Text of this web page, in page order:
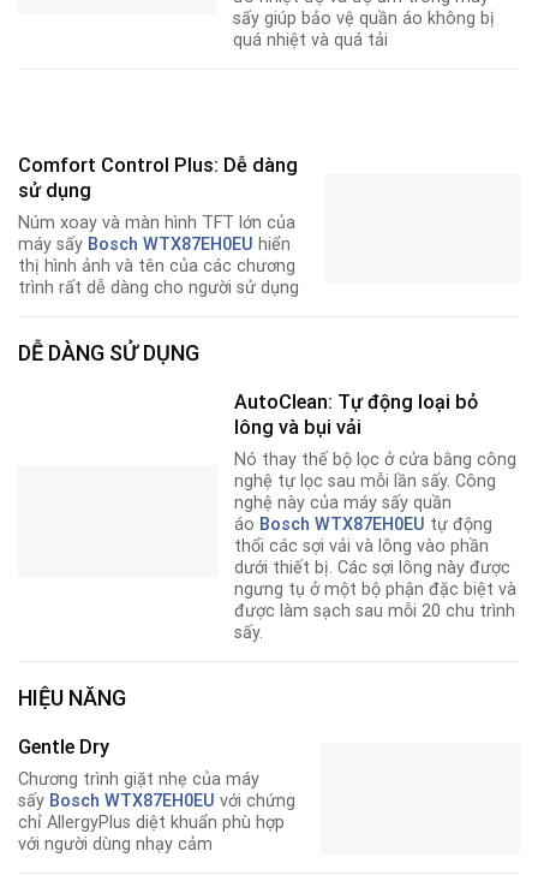
sấy giúp bảo vệ quần áo không bị
quá nhiệt và quá tải
Comfort Control Plus: Dễ dàng
sử dụng
Núm xoay và màn hình TFT lớn của
máy sấy Bosch WTX87EH0EU hiển
thị hình ảnh và tên của các chương
trình rất dễ dàng cho người sử dụng
DỄ DÀNG SỬ DỤNG
AutoClean: Tự động loại bỏ
lông và bụi vải
Nó thay thế bộ lọc ở cửa bằng công
nghệ tự lọc sau mỗi lần sấy. Công
nghệ này của máy sấy quần
áo Bosch WTX87EH0EU tự động
thổi các sợi vải và lông vào phần
dưới thiết bị. Các sợi lông này được
ngưng tụ ở một bộ phận đặc biệt và
được làm sạch sau mỗi 20 chu trình
sấy.
HIỆU NĂNG
Gentle Dry
Chương trình giặt nhẹ của máy
sấy Bosch WTX87EH0EU với chứng
chỉ AllergyPlus diệt khuẩn phù hợp
với người dùng nhạy cảm